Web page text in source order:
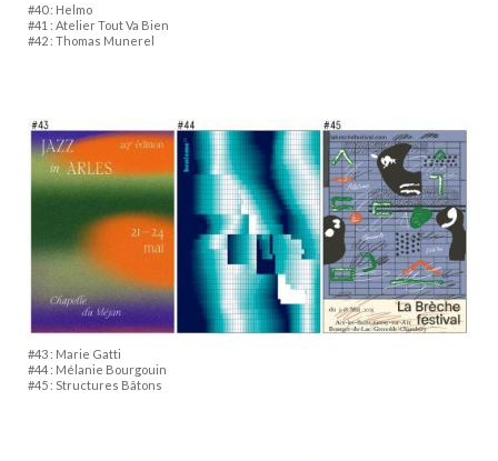
#40 : Helmo
#41 : Atelier Tout Va Bien
#42 : Thomas Munerel
#43 : Marie Gatti
#44 : Mélanie Bourgouin
#45 : Structures Bâtons